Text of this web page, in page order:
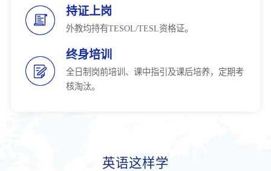
持证上岗
外教均持有TESOL/TESL资格证。
终身培训
全日制岗前培训、课中指引及课后培养，定期考
核淘汰。
英语这样学